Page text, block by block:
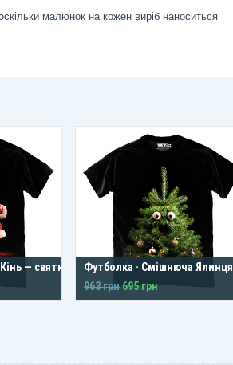
малюнок на кожен виріб наноситься
— святкове
Футболка · Смішнюча Ялинця
963 грн 695 грн